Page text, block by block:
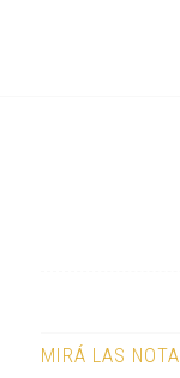
MIRÁ LAS